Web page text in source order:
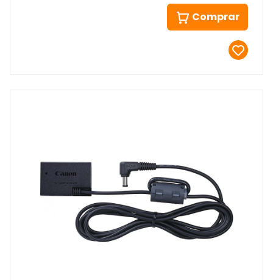
Comprar